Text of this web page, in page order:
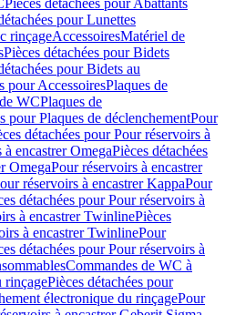
Pièces détachées pour Abattants
pour Lunettes
rinçageAccessoiresMatériel de
Pièces détachées pour Bidets
pour Bidets au
pour AccessoiresPlaques de
WCPlaques de
pour Plaques de déclenchementPour
détachées pour Pour réservoirs à
encastrer OmegaPièces détachées
OmegaPour réservoirs à encastrer
réservoirs à encastrer KappaPour
détachées pour Pour réservoirs à
à encastrer TwinlinePièces
à encastrer TwinlinePour
détachées pour Pour réservoirs à
Commandes de WC à
rinçagePièces détachées pour
électronique du rinçagePour